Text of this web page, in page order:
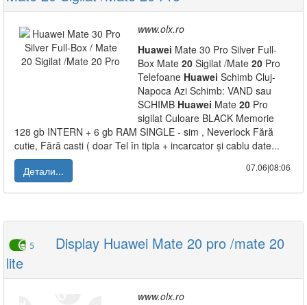
www.olx.ro
Huawei Mate 30 Pro Silver Full-
Box Mate 20 Sigilat /Mate 20 Pro
Telefoane Huawei Schimb Cluj-
Napoca Azi Schimb: VAND sau
SCHIMB Huawei Mate 20 Pro
sigilat Culoare BLACK Memorie
128 gb INTERN + 6 gb RAM SINGLE - sim , Neverlock Fără
cutie, Fără casti ( doar Tel în tipla + incarcator și cablu date...
Детали...
07.06|08:06
5
Display Huawei Mate 20 pro /mate 20
lite
www.olx.ro